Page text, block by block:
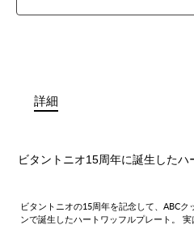
詳細
ビタントニオ15周年に誕生したハ
ビタントニオの15周年を記念して、ABCク
ンで誕生したハートワッフルプレート。
実